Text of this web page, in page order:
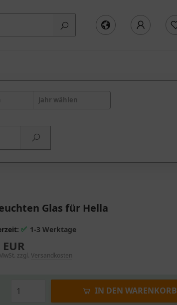
Jahr wählen
Glas für Hella
✅ 1-3 Werktage
zzgl. Versandkosten
IN DEN WARENKORB